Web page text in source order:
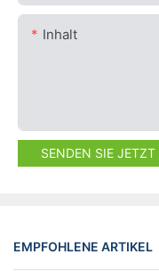
Inhalt
SENDEN SIE JETZT
EMPFOHLENE ARTIKEL